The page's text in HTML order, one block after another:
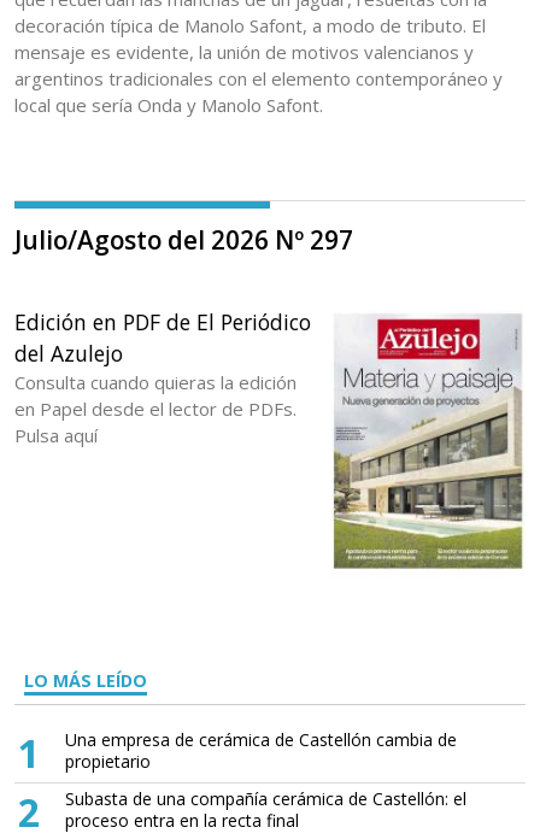
decoración típica de Manolo Safont, a modo de tributo. El
mensaje es evidente, la unión de motivos valencianos y
argentinos tradicionales con el elemento contemporáneo y
local que sería Onda y Manolo Safont.
Julio/Agosto del 2026 Nº 297
Edición en PDF de El Periódico
del Azulejo
Consulta cuando quieras la edición
en Papel desde el lector de PDFs.
Pulsa aquí
LO MÁS LEÍDO
1
Una empresa de cerámica de Castellón cambia de
propietario
2
Subasta de una compañía cerámica de Castellón: el
proceso entra en la recta final